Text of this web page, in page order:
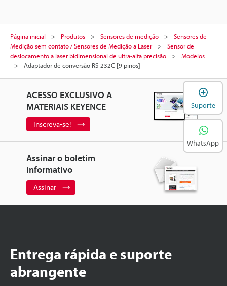
Página inicial Produtos Sensores de medição
Sensores de
Medição sem contato / Sensores de Medição a Laser
Sensor de
deslocamento a laser bidimensional de ultra-alta precisão
Modelos
Adaptador de conversão RS-232C [9 pinos]
ACESSO EXCLUSIVO A
MATERIAIS KEYENCE
Inscreva-se!
Assinar o boletim
informativo
Assinar
Entrega rápida e suporte
abrangente
Suporte
WhatsApp